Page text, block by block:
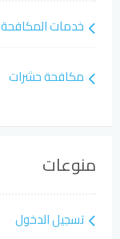
خدمات المكافحة
مكافحة حشرات
منوعات
تسجيل الدخول